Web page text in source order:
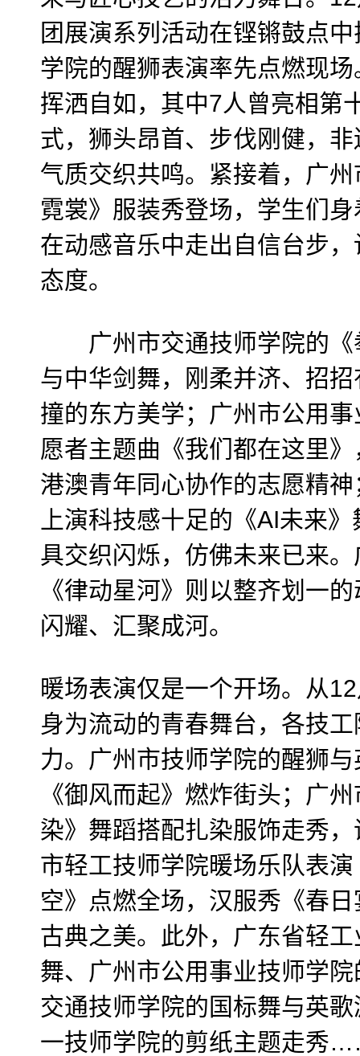
团展演系列活动在铿锵鼓点
学院的醒狮表演率先点燃现
挥洒自如，其中7人曾亮相第
式，狮头昂首、步伐刚健，
气质交织共鸣。紧接着，广
霓裳》服装秀登场，学生们
在动感音乐中走出自信台步，
态度。
广州市交通技师学院的《
与中华剑舞，刚柔并济、招
撞的东方美学；广州市公用
愿者主题曲《我们都在这里
港澳青年同心协作的志愿精
上演科技感十足的《AI未来
具交织闪烁，仿佛未来已来
《律动星河》则以整齐划一
闪耀、汇聚成河。
暖场表演仅是一个开场。从
身为流动的青春舞台，各技工
力。广州市技师学院的醒狮
《御风而起》燃炸街头；广
染》舞蹈搭配扎染服饰走秀
市轻工技师学院暖场乐队表
空》点燃全场，汉服秀《春
古典之美。此外，广东省轻
舞、广州市公用事业技师学
交通技师学院的国标舞与英
一技师学院的剪纸主题走秀